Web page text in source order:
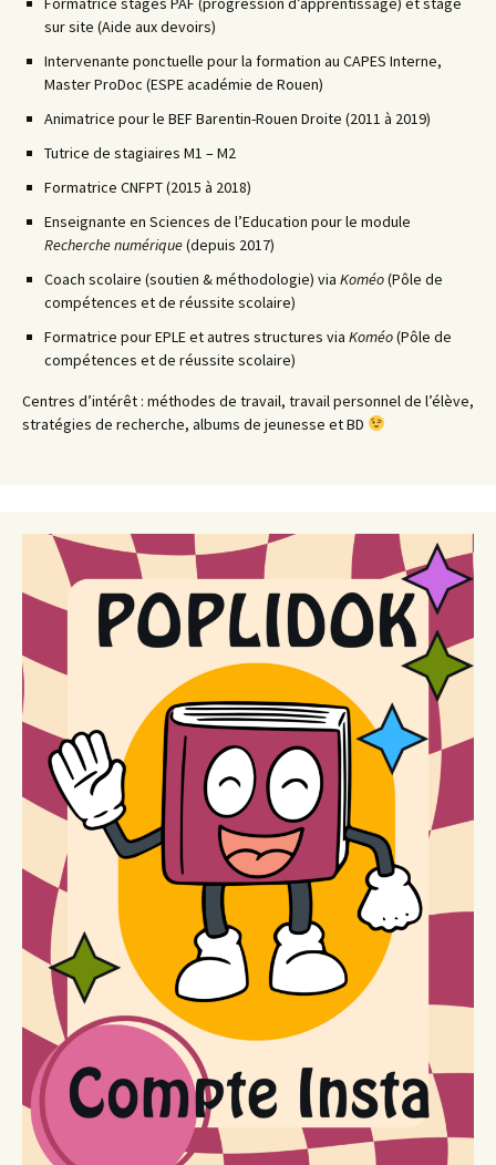
sur site (Aide aux devoirs)
Intervenante ponctuelle pour la formation au CAPES Interne,
Master ProDoc (ESPE académie de Rouen)
Animatrice pour le BEF Barentin-Rouen Droite (2011 à 2019)
Tutrice de stagiaires M1 – M2
Formatrice CNFPT (2015 à 2018)
Enseignante en Sciences de l’Education pour le module
Recherche numérique(depuis 2017)
Coach scolaire (soutien & méthodologie) via Koméo(Pôle de
compétences et de réussite scolaire)
Formatrice pour EPLE et autres structures via Koméo(Pôle de
compétences et de réussite scolaire)
Centres d’intérêt : méthodes de travail, travail personnel de l’élève,
stratégies de recherche, albums de jeunesse et BD